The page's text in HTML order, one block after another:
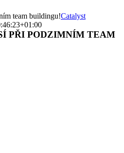
team buildingu!Catalyst
PŘI PODZIMNÍM TEAM